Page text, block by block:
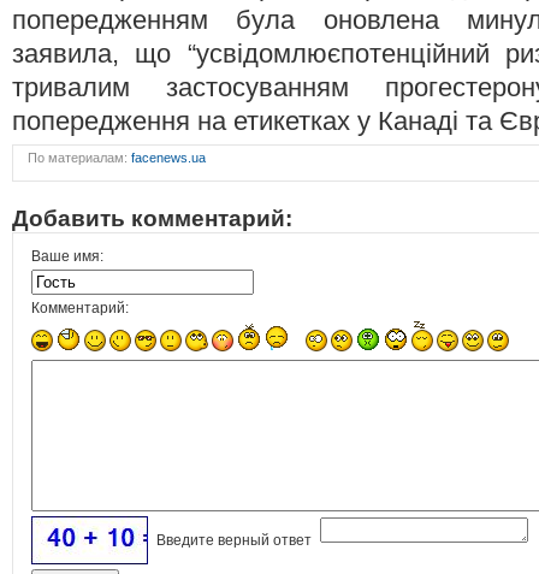
попередженням була оновлена
заявила, що “усвідомлюєпотенційний
тривалим застосуванням
попередження на етикетках у Канаді та
По материалам: facenews.ua
Добавить комментарий:
Ваше имя:
Комментарий:
Введите верный ответ